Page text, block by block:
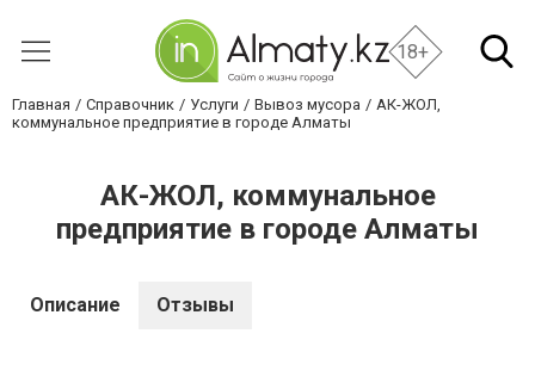
18+
Главная Справочник Услуги Вывоз мусора
АК-ЖОЛ,
коммунальное предприятие в городе Алматы
АК-ЖОЛ, коммунальное
предприятие в городе Алматы
Описание Отзывы